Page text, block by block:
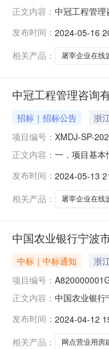
正文内容： 中冠工程管
况：详见交
法缴纳税收和
发布时间： 2024-05-16
相关产品：
屠宰企业在线
中冠工程管理咨询
招标｜招标公告 浙
项目编号： XMDJ-SP-
正文内容： 一．项目基
健全的财务
录；6、法律
发布时间： 2024-05-13
相关产品：
屠宰企业在线
中国农业银行宁波
中标｜中标通知
浙
项目编号：
正文内容： 中国农业银
入围项目三
期3年第
发布时间： 2024-04-12
相关产品：
网点营业用房